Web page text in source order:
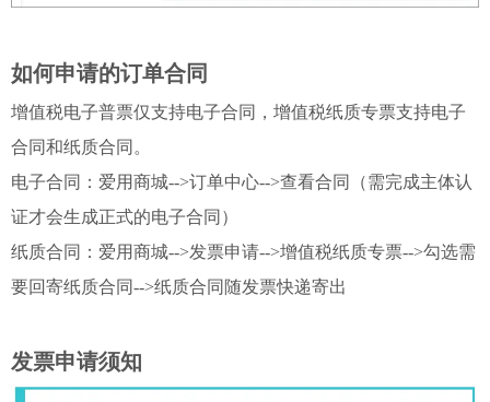
如何申请的订单合同
增值税电子普票仅支持电子合同，增值税纸质专票支持电子
合同和纸质合同。
电子合同：爱用商城-->订单中心-->查看合同（需完成主体认
证才会生成正式的电子合同）
纸质合同：爱用商城-->发票申请-->增值税纸质专票-->勾选需
要回寄纸质合同-->纸质合同随发票快递寄出
发票申请须知